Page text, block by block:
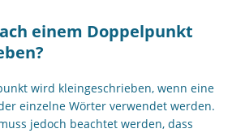
einem Doppelpunkt
wird kleingeschrieben, wenn eine
einzelne Wörter verwendet werden.
jedoch beachtet werden, dass